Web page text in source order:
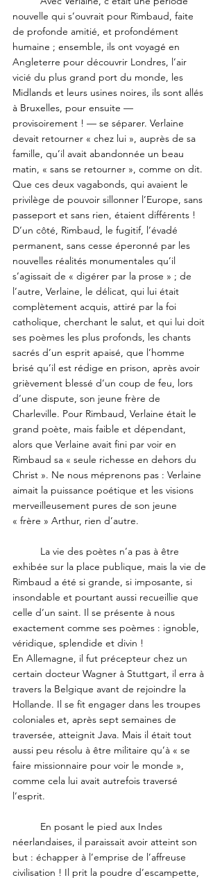
nouvelle qui s’ouvrait pour Rimbaud, faite
de profonde amitié, et profondément
humaine ; ensemble, ils ont voyagé en
Angleterre pour découvrir Londres, l’air
vicié du plus grand port du monde, les
Midlands et leurs usines noires, ils sont allés
à Bruxelles, pour ensuite —
provisoirement ! — se séparer. Verlaine
devait retourner « chez lui », auprès de sa
famille, qu’il avait abandonnée un beau
matin, « sans se retourner », comme on dit.
Que ces deux vagabonds, qui avaient le
privilège de pouvoir sillonner l’Europe, sans
passeport et sans rien, étaient différents !
D’un côté, Rimbaud, le fugitif, l’évadé
permanent, sans cesse éperonné par les
nouvelles réalités monumentales qu’il
s’agissait de « digérer par la prose » ; de
l’autre, Verlaine, le délicat, qui lui était
complètement acquis, attiré par la foi
catholique, cherchant le salut, et qui lui doit
ses poèmes les plus profonds, les chants
sacrés d’un esprit apaisé, que l’homme
brisé qu’il est rédige en prison, après avoir
grièvement blessé d’un coup de feu, lors
d’une dispute, son jeune frère de
Charleville. Pour Rimbaud, Verlaine était le
grand poète, mais faible et dépendant,
alors que Verlaine avait fini par voir en
Rimbaud sa « seule richesse en dehors du
Christ ». Ne nous méprenons pas : Verlaine
aimait la puissance poétique et les visions
merveilleusement pures de son jeune
« frère » Arthur, rien d’autre.
exhibée sur la place publique, mais la vie de
Rimbaud a été si grande, si imposante, si
insondable et pourtant aussi recueillie que
celle d’un saint. Il se présente à nous
exactement comme ses poèmes : ignoble,
véridique, splendide et divin !
En Allemagne, il fut précepteur chez un
certain docteur Wagner à Stuttgart, il erra à
travers la Belgique avant de rejoindre la
Hollande. Il se fit engager dans les troupes
coloniales et, après sept semaines de
traversée, atteignit Java. Mais il était tout
aussi peu résolu à être militaire qu’à « se
faire missionnaire pour voir le monde »,
comme cela lui avait autrefois traversé
l’esprit.
néerlandaises, il paraissait avoir atteint son
but : échapper à l’emprise de l’affreuse
civilisation ! Il prit la poudre d’escampette,